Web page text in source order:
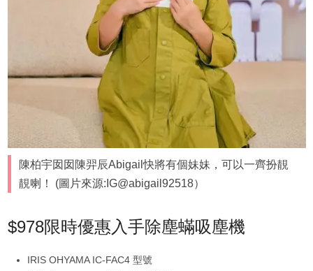
陳柏宇囡囡陳羿辰Abigail快將有個妹妹，可以一齊扮靚
靚喇！ (圖片來源:IG@abigail92518）
$978限時優惠入手除塵蟎吸塵機
IRIS OHYAMA IC-FAC4 型號